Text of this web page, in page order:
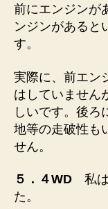
前にエンジンが
ンジンがあると
す。
実際に、前エン
はしていません
しいです。後ろ
地等の走破性も
せん。
５．４WD 私
た。